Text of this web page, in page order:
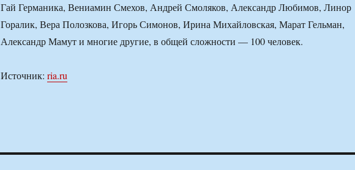
Гай Германика, Вениамин Смехов, Андрей Смоляков, Александр Любимов, Линор
Горалик, Вера Полозкова, Игорь Симонов, Ирина Михайловская, Марат Гельман,
Александр Мамут и многие другие, в общей сложности — 100 человек.
Источник: ria.ru